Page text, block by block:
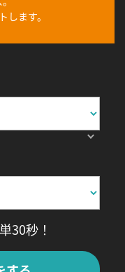
します。
30秒！